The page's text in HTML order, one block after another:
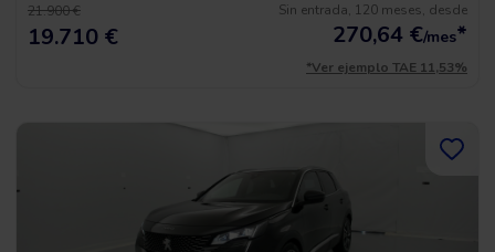
21.900 €
19.710 €
Sin entrada, 120 meses, desde
270,64 €/mes*
*Ver ejemplo TAE 11,53%